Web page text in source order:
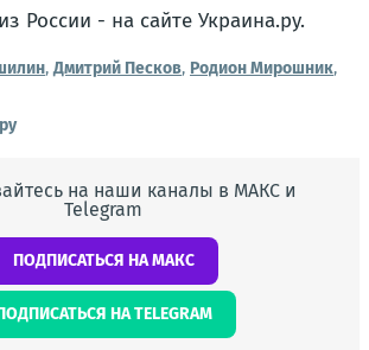
России - на сайте Украина.ру.
,Дмитрий Песков, Родион Мирошник,
на наши каналы в МАКС и
Telegram
ПОДПИСАТЬСЯ НА МАКС
НА TELEGRAM